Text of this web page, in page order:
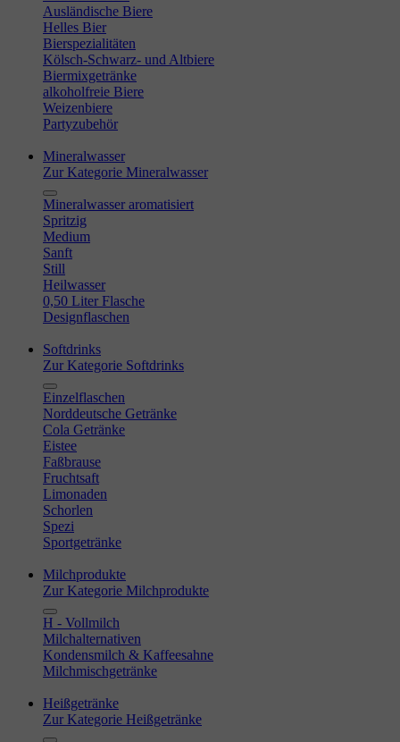
Ausländische Biere
Helles Bier
Bierspezialitäten
Kölsch-Schwarz- und Altbiere
Biermixgetränke
alkoholfreie Biere
Weizenbiere
Partyzubehör
Mineralwasser
Zur Kategorie Mineralwasser
Mineralwasser aromatisiert
Spritzig
Medium
Sanft
Still
Heilwasser
0,50 Liter Flasche
Designflaschen
Softdrinks
Zur Kategorie Softdrinks
Einzelflaschen
Norddeutsche Getränke
Cola Getränke
Eistee
Faßbrause
Fruchtsaft
Limonaden
Schorlen
Spezi
Sportgetränke
Milchprodukte
Zur Kategorie Milchprodukte
H - Vollmilch
Milchalternativen
Kondensmilch & Kaffeesahne
Milchmischgetränke
Heißgetränke
Zur Kategorie Heißgetränke